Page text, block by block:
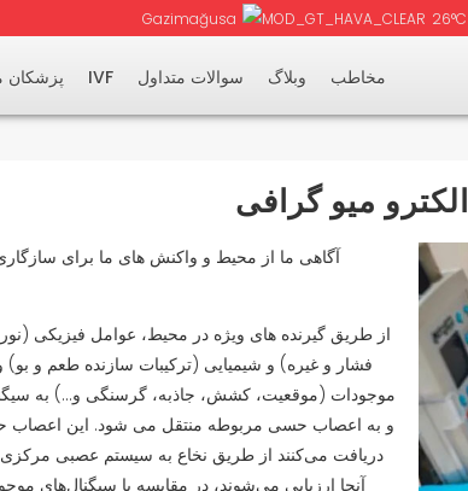
Gazimağusa 26°C
پزشکان IVF سوالات متداول وبلاگ مخاطب
الکترو میو گرافی
آگاهی ما از محیط و واکنش های ما برای
از طریق گیرنده های ویژه در محیط، عوامل فیزیکی
فشار و غیره) و شیمیایی (ترکیبات سازنده طعم و
موجودات (موقعیت، کشش، جاذبه، گرسنگی و...) به
و به اعصاب حسی مربوطه منتقل می شود. این اعصاب
دریافت می‌کنند از طریق نخاع به سیستم عصبی مرکزی
آنجا ارزیابی می‌شوند، در مقایسه با سیگنال‌های